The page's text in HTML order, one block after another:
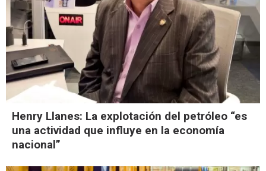
Henry Llanes: La explotación del petróleo “es
una actividad que influye en la economía
nacional”